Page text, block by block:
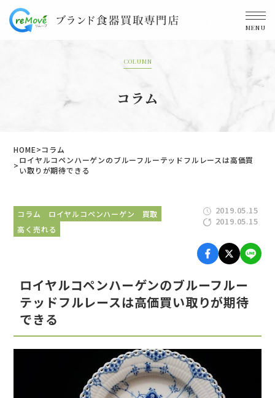
MENU
COLUMN
コラム
HOME
コラム
ロイヤルコペンハーゲンのブルーフルーテッドフルレースは高価買
い取りが期待できる
コラム ロイヤルコペンハーゲン
買取
高く売れる
2019.05.15
2019.05.15
ロイヤルコペンハーゲンのブルーフルー
テッドフルレースは高価買い取りが期待
できる